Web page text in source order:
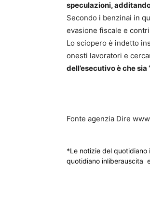
speculazioni,
Secondo i benzinai in
evasione fiscale e
Lo sciopero è indetto
onesti lavoratori e
dell’esecutivo è che
Fonte agenzia Dire
*Le notizie del quotidiano
quotidiano inliberauscita